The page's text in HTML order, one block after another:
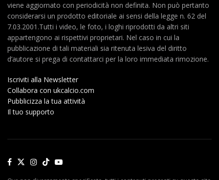
viene aggiornato con periodicità non definita. Non può pertanto
considerarsi un prodotto editoriale ai sensi della legge n. 62 del
7.03.2001.Tutti i video, le foto, i loghi riprodotti da altri siti
appartengono ai rispettivi proprietari. Nel caso in cui la
pubblicazione di tali materiali sia ritenuta lesiva del diritto
d’autore si prega di contattarci per la loro immediata rimozione.
Iscriviti alla Newsletter
Collabora con ukcalcio.com
Pubblicizza la tua attività
Il tuo supporto